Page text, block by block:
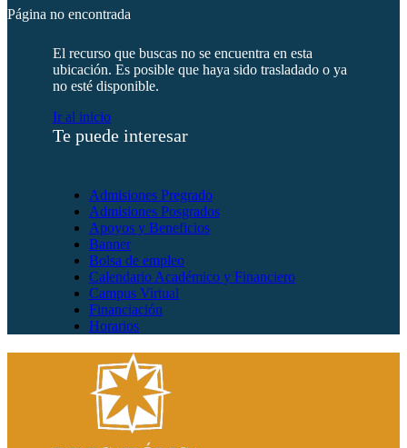
Página no encontrada
El recurso que buscas no se encuentra en esta
ubicación. Es posible que haya sido trasladado o ya
no esté disponible.
Ir al inicio
Te puede interesar
Admisiones Pregrado
Admisiones Posgrados
Apoyos y Beneficios
Banner
Bolsa de empleo
Calendario Académico y Financiero
Campus Virtual
Financiación
Horarios